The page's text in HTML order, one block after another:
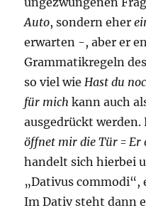
Auto, sondern eher
erwarten -, aber er
Grammatikregeln
so viel wieHast du
für mich kann auch
ausgedrückt
öffnet mir die Tür = Er
handelt sich hierbei
„Dativus commodi“,
Im Dativ steht dann